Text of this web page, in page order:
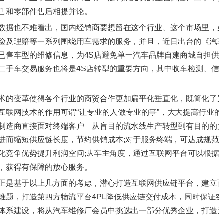
和零部件售后相提并论。
据也不难看出，国内经销商要想留在这个行业、这个市场里
及理赔等一系列围绕用车需求的服务，并且，近日出台的《
售车型的维修信息，为4S店避免单一汽车品牌自建商城自担
手车交易服务也将是4S店转型的重要方向，其中收车检测、
的变革使得各个行业的商贸合作更加扁平化垂直化，既简化
联网技术的作用可谓“让专业的人做专业的事”，大大提高行
造商直接面对终端客户，从盲目的流水线生产转型到有目的
而缩短供应链长度，节约供销成本;对于服务终端，可达成规
竞争优势提升利润空间;从车主角度，通过互联网平台可以根
获得有保障的放心服务。
是基于以上几方面的考虑，潜心打造互联网供应链平台，建
题，打造第四方物流平台4PL降低供应链交付成本，同时保
系建设，将从汽车维修厂会员中挑选出一部分优秀企业，打